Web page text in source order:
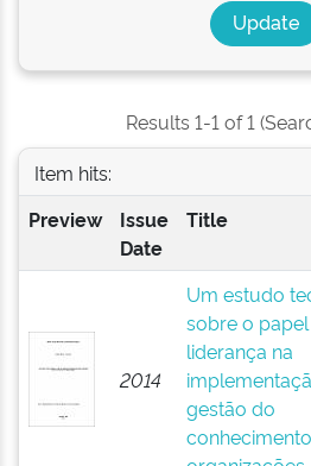
Results 1-1 of 1
Item hits:
Preview
Issue
Date
Title
2014
Um estudo
sobre o
liderança na
gestão do